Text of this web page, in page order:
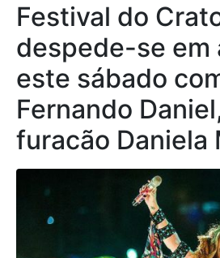
Festival do
despede-se em
este sábado
Fernando
furacão Daniela